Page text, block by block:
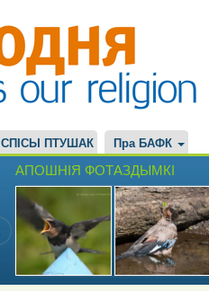
СПІСЫ ПТУШАК Пра БАФК
АПОШНІЯ ФОТАЗДЫМКІ